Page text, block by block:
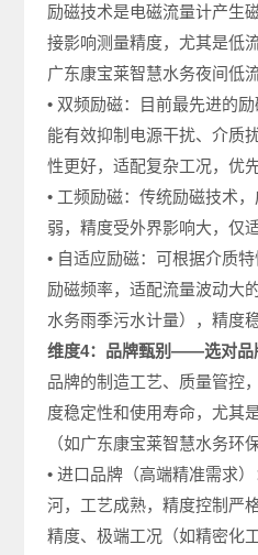
励磁技术是电磁流量计产生
接影响测量精度，尤其是低
广东康宝莱智慧水务夜间低
• 双频励磁：目前最先进的
能有效抑制电源干扰、介质
性更好，适配复杂工况，优先
• 工频励磁：传统励磁技术
弱，精度受外界影响大，仅
• 自适应励磁：可根据介质
励磁频率，适配流量波动大
水务雨季污水计量），精度
维度4：品牌甄别——选对品
品牌的制造工艺、质量管控
度稳定性和使用寿命，尤其
（如广东康宝莱智慧水务环
• 进口品牌（高端精准需求
河，工艺成熟，精度控制严
精度、极端工况（如精密化